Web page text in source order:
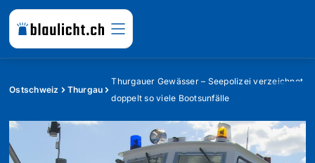
Ostschweiz Thurgau
Thurgauer Gewässer – Seepolizei verzeichnet
doppelt so viele Bootsunfälle